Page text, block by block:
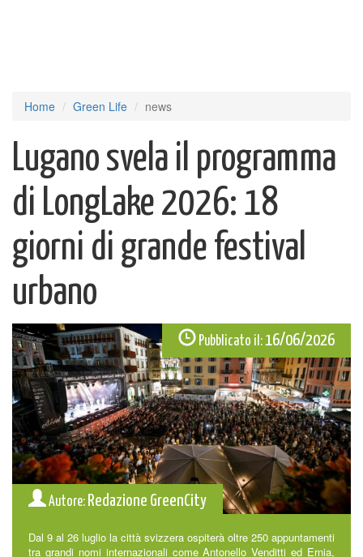
Home Green Life news
Lugano svela il programma
di LongLake 2026: 18
giorni di grande festival
urbano
Pubblicato il:16/06/2026
Autore: Redazione GreenCity
Dal 9 al 26 luglio la città svizzera ospiterà oltre 250 appuntamenti
tra grandi nomi internazionali come Antonello Venditti ed Ernia,